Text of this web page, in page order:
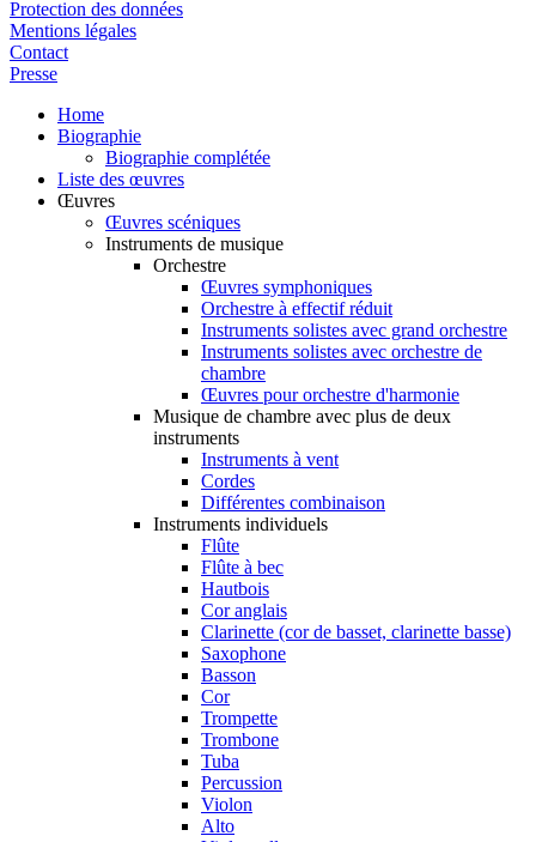
Protection des données
Mentions légales
Contact
Presse
Home
Biographie
Biographie complétée
Liste des œuvres
Œuvres
Œuvres scéniques
Instruments de musique
Orchestre
Œuvres symphoniques
Orchestre à effectif réduit
Instruments solistes avec grand orchestre
Instruments solistes avec orchestre de
chambre
Œuvres pour orchestre d'harmonie
Musique de chambre avec plus de deux
instruments
Instruments à vent
Cordes
Différentes combinaison
Instruments individuels
Flûte
Flûte à bec
Hautbois
Cor anglais
Clarinette (cor de basset, clarinette basse)
Saxophone
Basson
Cor
Trompette
Trombone
Tuba
Percussion
Violon
Alto